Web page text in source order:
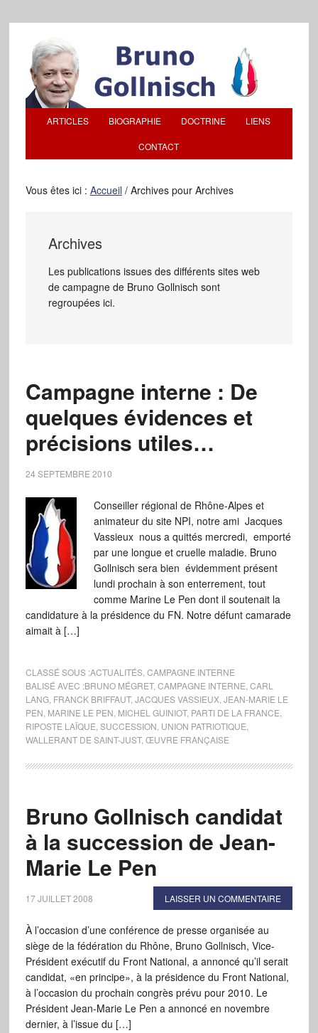
ARTICLES BIOGRAPHIE DOCTRINE LIENS
CONTACT
Vous êtes ici : Accueil /Archives pour Archives
Archives
Les publications issues des différents sites web
de campagne de Bruno Gollnisch sont
regroupées ici.
Campagne interne : De
quelques évidences et
précisions utiles…
24 SEPTEMBRE 2010
Conseiller régional de Rhône-Alpes et
animateur du site NPI, notre ami Jacques
Vassieux nous a quittés mercredi, emporté
par une longue et cruelle maladie. Bruno
Gollnisch sera bien évidemment présent
lundi prochain à son enterrement, tout
comme Marine Le Pen dont il soutenait la
candidature à la présidence du FN. Notre défunt camarade
aimait à […]
CLASSÉ SOUS :ACTUALITÉS, CAMPAGNE INTERNE
BALISÉ AVEC :BRUNO MÉGRET, CAMPAGNE INTERNE CARL
LANG, FRANCK BRIFFAUT, JACQUES VASSIEUX, JEAN-MARIE LE
PEN MARINE LE PEN MICHEL GUINIOT, PARTI DE LA FRANCE
RIPOSTE LAÏQUE SUCCESSION UNION PATRIOTIQUE
WALLERANT DE SAINT-JUST, ŒUVRE FRANÇAISE
Bruno Gollnisch candidat
à la succession de Jean-
Marie Le Pen
17 JUILLET 2008 LAISSER UN COMMENTAIRE
À l’occasion d’une conférence de presse organisée au
siège de la fédération du Rhône, Bruno Gollnisch, Vice-
Président exécutif du Front National, a annoncé qu’il serait
candidat, «en principe», à la présidence du Front National,
à l’occasion du prochain congrès prévu pour 2010. Le
Président Jean-Marie Le Pen a annoncé en novembre
dernier, à l’issue du […]